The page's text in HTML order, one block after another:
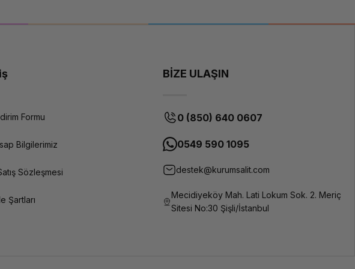
Formu
Bilgilerimiz
Sözleşmesi
Şartları
BİZE ULAŞIN
0 (850) 640 0607
0549 590 1095
destek@kurumsalit.com
Mecidiyeköy Mah. Lati Lokum Sok. 2. Meriç
Sitesi No:30 Şişli/İstanbul